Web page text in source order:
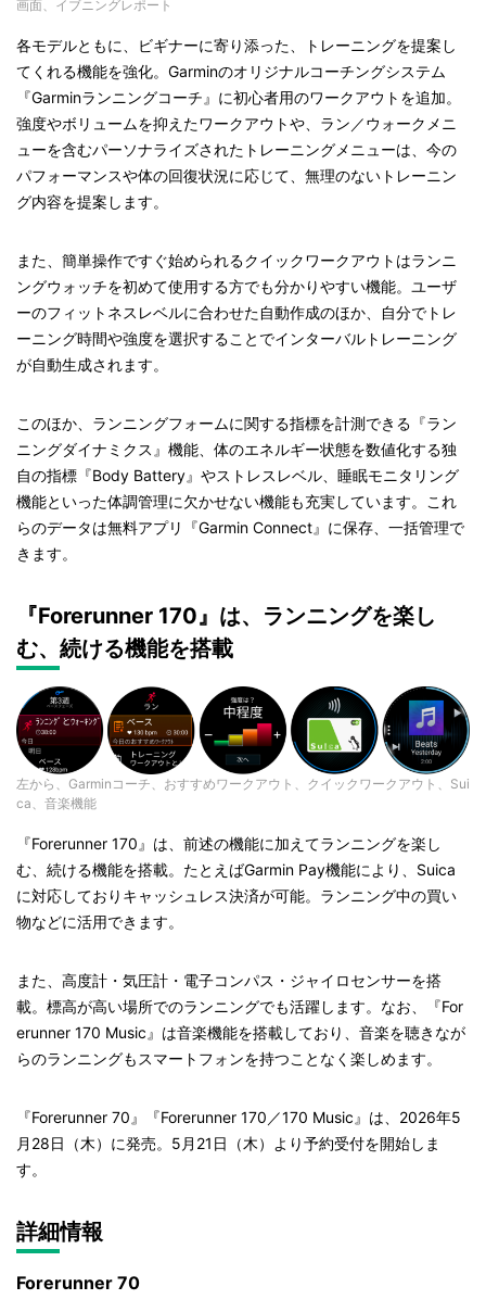
画面、イブニングレポート
各モデルともに、ビギナーに寄り添った、トレーニングを提案し
てくれる機能を強化。Garminのオリジナルコーチングシステム
『Garminランニングコーチ』に初心者用のワークアウトを追加。
強度やボリュームを抑えたワークアウトや、ラン／ウォークメニ
ューを含むパーソナライズされたトレーニングメニューは、今の
パフォーマンスや体の回復状況に応じて、無理のないトレーニン
グ内容を提案します。
また、簡単操作ですぐ始められるクイックワークアウトはランニ
ングウォッチを初めて使用する方でも分かりやすい機能。ユーザ
ーのフィットネスレベルに合わせた自動作成のほか、自分でトレ
ーニング時間や強度を選択することでインターバルトレーニング
が自動生成されます。
このほか、ランニングフォームに関する指標を計測できる『ラン
ニングダイナミクス』機能、体のエネルギー状態を数値化する独
自の指標『Body Battery』やストレスレベル、睡眠モニタリング
機能といった体調管理に欠かせない機能も充実しています。これ
らのデータは無料アプリ『Garmin Connect』に保存、一括管理で
きます。
『Forerunner 170』は、ランニングを楽し
む、続ける機能を搭載
左から、Garminコーチ、おすすめワークアウト、クイックワークアウト、Sui
ca、音楽機能
『Forerunner 170』は、前述の機能に加えてランニングを楽し
む、続ける機能を搭載。たとえばGarmin Pay機能により、Suica
に対応しておりキャッシュレス決済が可能。ランニング中の買い
物などに活用できます。
また、高度計・気圧計・電子コンパス・ジャイロセンサーを搭
載。標高が高い場所でのランニングでも活躍します。なお、『For
erunner 170 Music』は音楽機能を搭載しており、音楽を聴きなが
らのランニングもスマートフォンを持つことなく楽しめます。
『Forerunner 70』『Forerunner 170／170 Music』は、2026年5
月28日（木）に発売。5月21日（木）より予約受付を開始しま
す。
詳細情報
Forerunner 70